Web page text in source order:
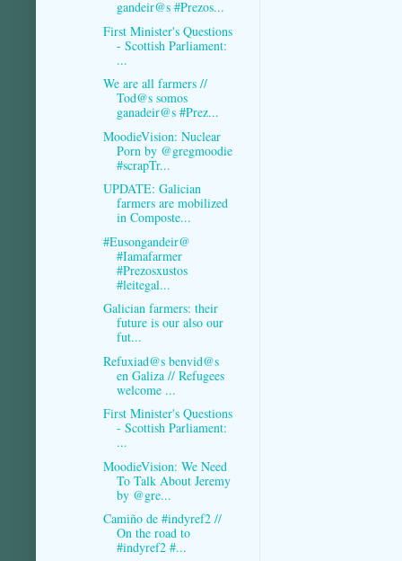
gandeir@s #Prezos...
First Minister's Questions
- Scottish Parliament:
...
We are all farmers //
Tod@s somos
ganadeir@s #Prez...
MoodieVision: Nuclear
Porn by @gregmoodie
#scrapTr...
UPDATE: Galician
farmers are mobilized
in Composte...
#Eusongandeir@
#Iamafarmer
#Prezosxustos
#leitegal...
Galician farmers: their
future is our also our
fut...
Refuxiad@s benvid@s
en Galiza // Refugees
welcome ...
First Minister's Questions
- Scottish Parliament:
...
MoodieVision: We Need
To Talk About Jeremy
by @gre...
Camiño de #indyref2 //
On the road to
#indyref2 #...